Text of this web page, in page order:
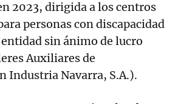
2023, dirigida a los centros
personas con discapacidad
sin ánimo de lucro
Auxiliares de
Industria Navarra, S.A.).